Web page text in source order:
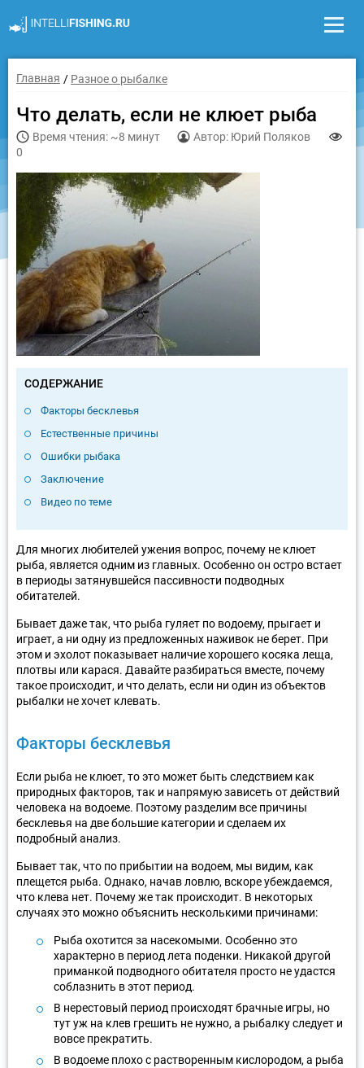
Главная Разное о рыбалке
Что делать, если не клюет рыба
Время чтения: ~8 минут
Автор: Юрий Поляков
0
СОДЕРЖАНИЕ
Факторы бесклевья
Естественные причины
Ошибки рыбака
Заключение
Видео по теме
Для многих любителей ужения вопрос, почему не клюет
рыба, является одним из главных. Особенно он остро встает
в периоды затянувшейся пассивности подводных
обитателей.
Бывает даже так, что рыба гуляет по водоему, прыгает и
играет, а ни одну из предложенных наживок не берет. При
этом и эхолот показывает наличие хорошего косяка леща,
плотвы или карася. Давайте разбираться вместе, почему
такое происходит, и что делать, если ни один из объектов
рыбалки не хочет клевать.
Факторы бесклевья
Если рыба не клюет, то это может быть следствием как
природных факторов, так и напрямую зависеть от действий
человека на водоеме. Поэтому разделим все причины
бесклевья на две большие категории и сделаем их
подробный анализ.
Бывает так, что по прибытии на водоем, мы видим, как
плещется рыба. Однако, начав ловлю, вскоре убеждаемся,
что клева нет. Почему же так происходит. В некоторых
случаях это можно объяснить несколькими причинами:
Рыба охотится за насекомыми. Особенно это
характерно в период лета поденки. Никакой другой
приманкой подводного обитателя просто не удастся
соблазнить в этот период.
В нерестовый период происходят брачные игры, но
тут уж на клев грешить не нужно, а рыбалку следует и
вовсе прекратить.
В водоеме плохо с растворенным кислородом, а рыба